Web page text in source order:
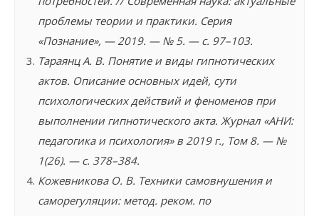
проблемы теории и практики. Серия
«Познание», — 2019. — № 5. — с. 97–103.
Тараянц А. В. Понятие и виды гипнотических
актов. Описание основных идей, сути
психологических действий и феноменов при
выполнении гипнотического акта. Журнал «АНИ:
педагогика и психология» в 2019 г., Том 8. — №
1(26). — с. 378–384.
Кожевникова О. В. Техники самовнушения и
саморегуляции: метод. реком. по